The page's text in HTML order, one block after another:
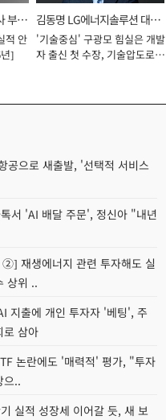
부회
적 안
]
김동명 LG에너지솔루션 대표
이사 사장
'기술중심' 구광모 힘실은 개발
자 출신 첫 수장, 기술압도로
공으로 새출발, '선택적 서비스
서 'AI 배달 주문', 정신아 "내년
재생에너지 관련 투자해도 실
상위 ..
지출에 개인 투자자 '베팅', 주
로 삼아
논란에도 '매력적' 평가, "투자
으..
실적 성장세 이어갈 듯, 새 보